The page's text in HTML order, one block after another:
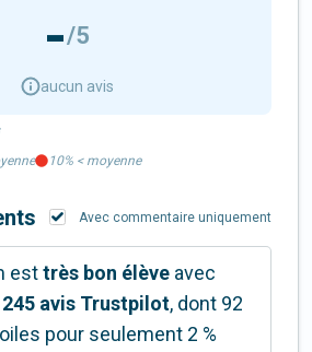
-/5
aucun avis
10% <moyenne
Avec commentaire uniquement
esttrès bon élève avec
avis Trustpilot, dont 92
pour seulement 2 %